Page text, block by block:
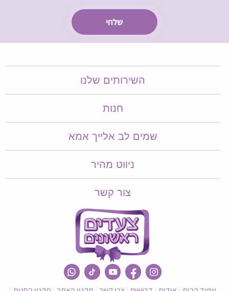
השירותים שלנו
חנות
שמים לב אלייך אמא​​
ניווט מהיר
צור קשר